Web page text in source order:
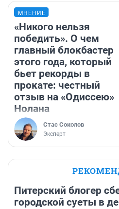
МНЕНИЕ
«Никого нельзя
победить». О чем
главный блокбастер
этого года, который
бьет рекорды в
прокате: честный
отзыв на «Одиссею»
Нолана
Стас Соколов
Эксперт
Питерский блогер
городской суеты в